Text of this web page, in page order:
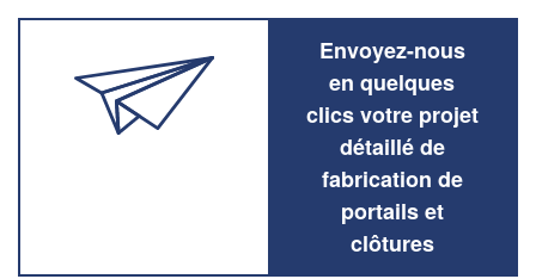
Envoyez-nous
en quelques
clics votre projet
détaillé de
fabrication de
portails et
clôtures